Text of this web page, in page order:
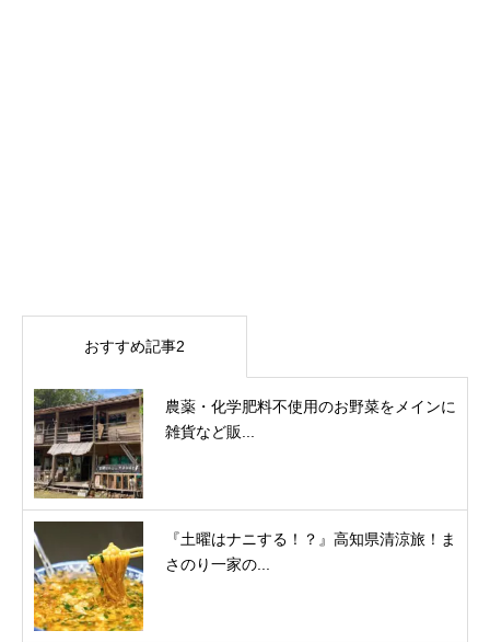
おすすめ記事2
農薬・化学肥料不使用のお野菜をメインに
雑貨など販...
『土曜はナニする！？』高知県清涼旅！ま
さのり一家の...